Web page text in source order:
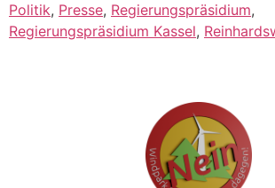
Politik, Presse, Regierungspräsidium,
Regierungspräsidium Kassel,